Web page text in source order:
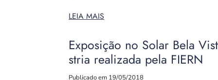
LEIA MAIS
Exposição no Solar Bela
stria realizada pela FIERN
Publicado em 19/05/2018